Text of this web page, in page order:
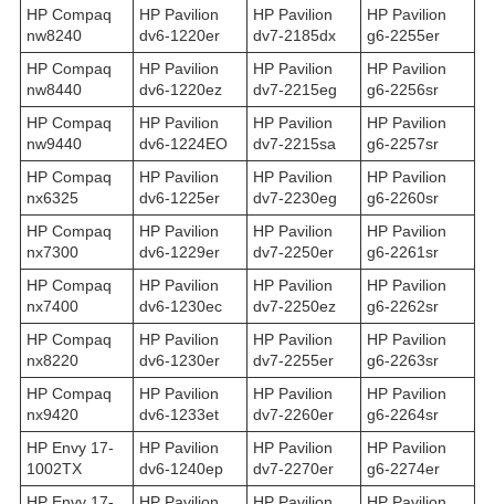
HP Compaq
nw8240
HP Pavilion
dv6-1220er
HP Pavilion
dv7-2185dx
HP Pavilion
g6-2255er
HP Compaq
nw8440
HP Pavilion
dv6-1220ez
HP Pavilion
dv7-2215eg
HP Pavilion
g6-2256sr
HP Compaq
nw9440
HP Pavilion
dv6-1224EO
HP Pavilion
dv7-2215sa
HP Pavilion
g6-2257sr
HP Compaq
nx6325
HP Pavilion
dv6-1225er
HP Pavilion
dv7-2230eg
HP Pavilion
g6-2260sr
HP Compaq
nx7300
HP Pavilion
dv6-1229er
HP Pavilion
dv7-2250er
HP Pavilion
g6-2261sr
HP Compaq
nx7400
HP Pavilion
dv6-1230ec
HP Pavilion
dv7-2250ez
HP Pavilion
g6-2262sr
HP Compaq
nx8220
HP Pavilion
dv6-1230er
HP Pavilion
dv7-2255er
HP Pavilion
g6-2263sr
HP Compaq
nx9420
HP Pavilion
dv6-1233et
HP Pavilion
dv7-2260er
HP Pavilion
g6-2264sr
HP Envy 17-
1002TX
HP Pavilion
dv6-1240ep
HP Pavilion
dv7-2270er
HP Pavilion
g6-2274er